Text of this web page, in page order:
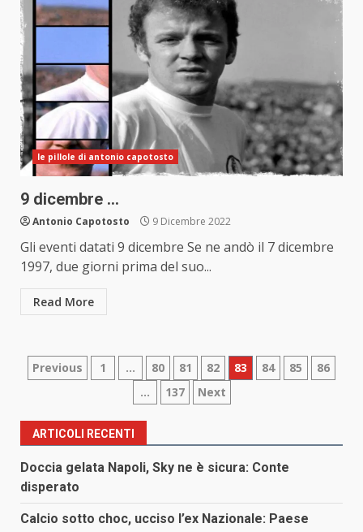
le pillole di antonio capotosto
9 dicembre …
Antonio Capotosto 9 Dicembre 2022
Gli eventi datati 9 dicembre Se ne andò il 7 dicembre
1997, due giorni prima del suo...
Read More
Paginazione
articoli
Previous 1 … 80 81 82 83 84 85
86
…
137 Next
ARTICOLI RECENTI
Doccia gelata Napoli, Sky ne è sicura: Conte
disperato
Calcio sotto choc, ucciso l’ex Nazionale: Paese